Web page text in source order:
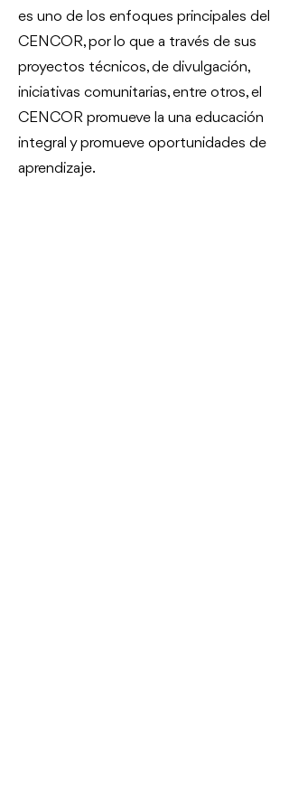
es uno de los enfoques principales del
CENCOR, por lo que a través de sus
proyectos técnicos, de divulgación,
iniciativas comunitarias, entre otros, el
CENCOR promueve la una educación
integral y promueve oportunidades de
aprendizaje.